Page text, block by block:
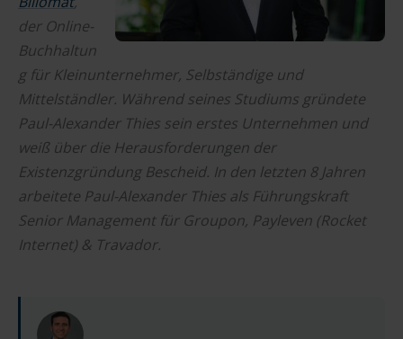
der Online-
Buchhaltun
g für Kleinunternehmer, Selbständige und
Mittelständler. Während seines Studiums gründete
Paul-Alexander Thies sein erstes Unternehmen und
weiß über die Herausforderungen der
Existenzgründung Bescheid. In den letzten 8 Jahren
arbeitete Paul-Alexander Thies als Führungskraft
Senior Management für Groupon, Payleven (Rocket
Internet) & Travador.